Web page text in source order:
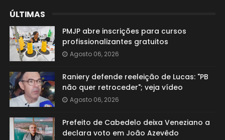
ÚLTIMAS
PMJP abre inscrições para cursos
profissionalizantes gratuitos
Agosto 06, 2026
Raniery defende reeleição de Lucas: "PB
não quer retroceder"; veja vídeo
Agosto 06, 2026
Prefeito de Cabedelo deixa Veneziano a
declara voto em João Azevêdo